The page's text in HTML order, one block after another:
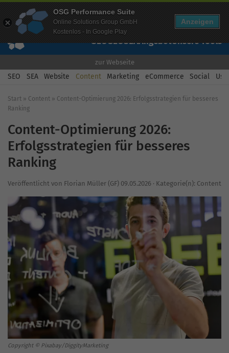
Wissen Free Checks Über uns Free Account
SEOGEOSEAAngebotUnsere Tools
zur Webseite
SEO SEA Website Content Marketing eCommerce Social
Start » Content » Content-Optimierung 2026: Erfolgsstrategien für besseres
Ranking
Content-Optimierung 2026:
Erfolgsstrategien für besseres
Ranking
Veröffentlicht von Florian Müller (GF) 09.05.2026 · Kategorie(n): Content
Copyright © Pixabay/DiggityMarketing
OSG Performance Suite
Online Solutions Group GmbH
Kostenlos - In Google Play
Anzeigen